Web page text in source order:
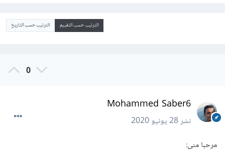
الترتيب حسب التقييم الترتيب حسب التاريخ
0
Mohammed Saber6
نشر28 يونيو 2020
مرحبا منى: